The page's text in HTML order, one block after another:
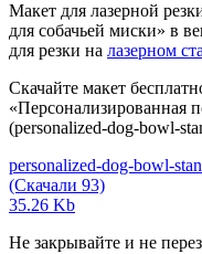
Макет для лазерной
для собачьей миски» в
для резки на лазерном
Скачайте макет
«Персонализированная
(personalized-dog-bowl-
personalized-dog-bowl-
(Скачали 93)
35.26 Kb
Не закрывайте и не